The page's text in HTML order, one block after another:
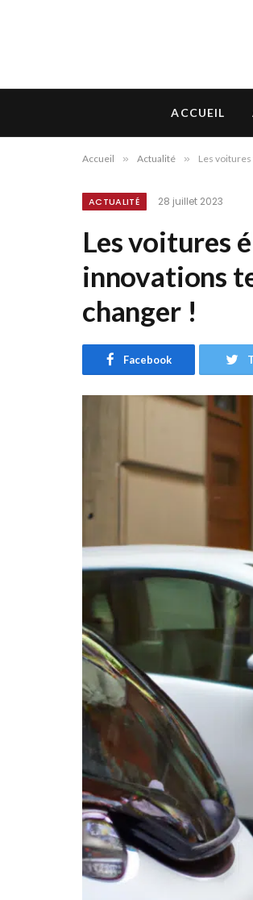
ACCUEIL
Accueil » Actualité » Les
ACTUALITÉ 28 juillet 2023
Les voitures
innovations
changer !
Facebook
Les voitures électriques
innovations
allant de l’amélioration
les véhicules. Ces